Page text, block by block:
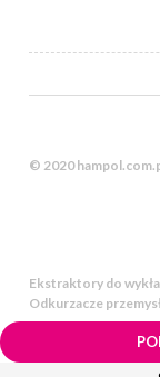
© 2020
Ekstraktory do
Odkurzacze